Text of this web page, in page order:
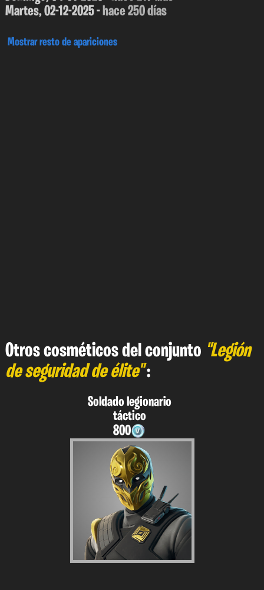
Martes, 02-12-2025 - hace 250 días
Mostrar resto de apariciones
Otros cosméticos del conjunto "Legión
de seguridad de élite":
Soldado legionario
táctico
800